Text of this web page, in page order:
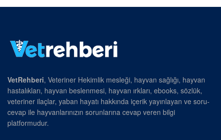
VetRehberi, Veteriner Hekimlik mesleği, hayvan sağlığı, hayvan
hastalıkları, hayvan beslenmesi, hayvan ırkları, ebooks, sözlük,
veteriner ilaçlar, yaban hayatı hakkında içerik yayınlayan ve soru-
cevap ile hayvanlarınızın sorunlarına cevap veren bilgi
platformudur.